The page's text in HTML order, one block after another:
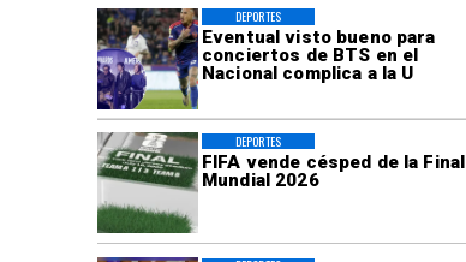
Eventual visto bueno para
conciertos de BTS en el
Nacional complica a la U
DEPORTES
FIFA vende césped de la Final
Mundial 2026
DEPORTES